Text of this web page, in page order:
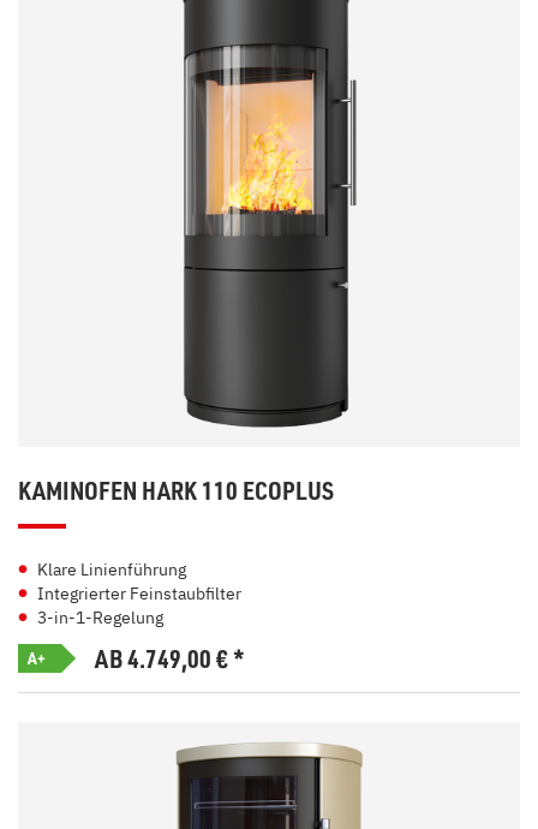
KAMINOFEN HARK 110 ECOPLUS
Klare Linienführung
Integrierter Feinstaubfilter
3-in-1-Regelung
A+ AB 4.749,00€*